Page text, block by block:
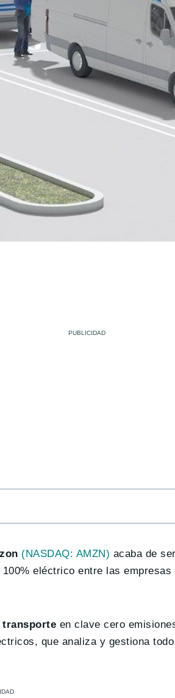
(NASDAQ: AMZN) acaba de
eléctrico entre las
transporte en clave cero
que analiza y gestiona